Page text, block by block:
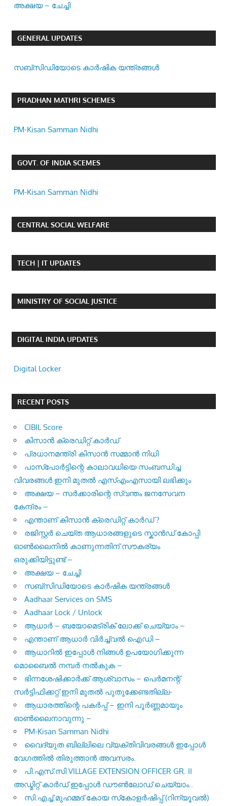
അക്ഷയ – ചേച്ചി
GENERAL UPDATES
സബ്സിഡിയോടെ കാർഷിക യന്ത്രങ്ങൾ
PRADHAN MATHRI SCHEMES
PM-Kisan Samman Nidhi
GOVT. OF INDIA SCEMES
PM-Kisan Samman Nidhi
CENTRAL SOCIAL WELFARE
TECH | IT UPDATES
MINISTRY OF SOCIAL JUSTICE
DIGITAL INDIA UPDATES
Digital Locker
RECENT POSTS
CIBIL Score
കിസാന്‍ ക്രെ‍ഡിറ്റ് കാര്‍ഡ്
പ്രധാനമന്ത്രി കിസാന്‍ സമ്മാന്‍ നിധി
പാസ്‌പോര്‍ട്ടിന്റെ കാലാവധിയെ സംബന്ധിച്ച
വിവരങ്ങള്‍ ഇനി മുതല്‍ എസ്എംഎസായി ലഭിക്കും
അക്ഷയ – സർക്കാരിന്റെ സ്വന്തം ജനസേവന
കേന്ദ്രം –
എന്താണ് കിസാൻ ക്രെഡിറ്റ് കാർഡ് ?
രജിസ്റ്റര്‍ ചെയ്ത ആധാരങ്ങളുടെ സ്കാന്‍ഡ് കോപ്പി
ഓണ്‍ലൈനില്‍ കാണുന്നതിന് സൗകര്യം
ഒരുക്കിയിട്ടുണ്ട് –
അക്ഷയ – ചേച്ചി
സബ്സിഡിയോടെ കാർഷിക യന്ത്രങ്ങൾ
Aadhaar Services on SMS
Aadhaar Lock / Unlock
ആധാർ – ബയോമെട്രിക് ലോക്ക് ചെയ്യാം –
എന്താണ് ആധാർ വിർച്ച്വൽ ഐഡി –
ആധാറിൽ ഇപ്പോൾ നിങ്ങൾ ഉപയോഗിക്കുന്ന
മൊബൈൽ നമ്പർ നൽകുക –
ഭിന്നശേഷിക്കാർക്ക് ആശ്വാസം – പെർമനന്റ്
സർട്ടിഫിക്കറ്റ് ഇനി മുതൽ പുതുക്കേണ്ടതില്ല-
ആധാരത്തിന്റെ പകർപ്പ് – ഇനി പൂർണ്ണമായും
ഓൺലൈനാവുന്നു –
PM-Kisan Samman Nidhi
വൈദ്യുത ബില്ലിലെ വ്യക്തിവിവരങ്ങൾ ഇപ്പോൾ
വേഗത്തിൽ തിരുത്താൻ അവസരം.
പി.എസ്.സി VILLAGE EXTENSION OFFICER GR. II
അഡ്മിറ്റ് കാർഡ് ഇപ്പോൾ ഡൗൺലോഡ് ചെയ്യാം..
സി.എച്ച്.മുഹമ്മദ് കോയ സ്‌കോളർഷിപ്പ് (റിന്യൂവൽ)